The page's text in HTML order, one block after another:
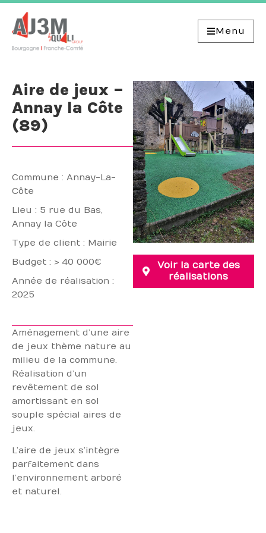
Menu
Aire de jeux –
Annay la Côte
(89)
Commune : Annay-La-
Côte
Lieu : 5 rue du Bas,
Annay la Côte
Type de client : Mairie
Budget : > 40 000€
Année de réalisation :
2025
Aménagement d’une aire
de jeux thème nature au
milieu de la commune.
Réalisation d’un
revêtement de sol
amortissant en sol
souple spécial aires de
jeux.
L’aire de jeux s’intègre
parfaitement dans
l’environnement arboré
et naturel.
Voir la carte des
réalisations